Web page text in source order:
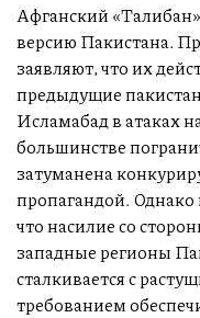
Афганский
версию Пакистана.
заявляют, что их
предыдущие
Исламабад в атаках
большинстве
затуманена
пропагандой. Однако
что насилие со
западные регионы
сталкивается с
требованием